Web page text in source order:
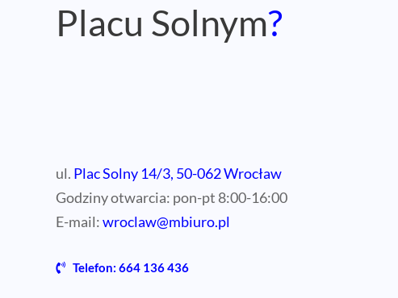
Placu Solnym?
ul. Plac Solny 14/3, 50-062 Wrocław
Godziny otwarcia: pon-pt 8:00-16:00
E-mail:wroclaw@mbiuro.pl
Telefon: 664 136 436